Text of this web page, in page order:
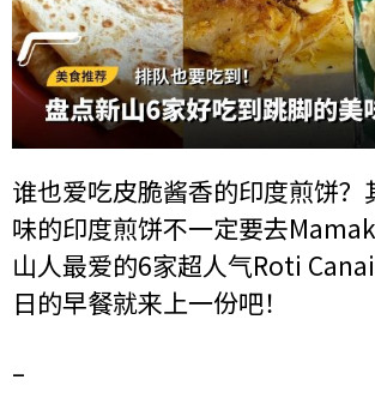
谁也爱吃皮脆酱香的印度煎饼？
味的印度煎饼不一定要去
山人最爱的6家超人气Roti
日的早餐就来上一份吧！
–